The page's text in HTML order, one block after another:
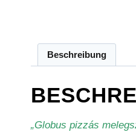
Beschreibung
„Globus pizzás